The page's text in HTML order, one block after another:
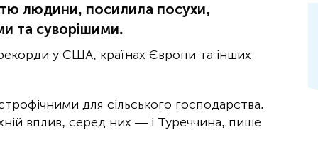
людини, посилила посухи,
та суворішими.
у США, країнах Європи та інших
для сільського господарства.
вплив, серед них — і Туреччина, пише